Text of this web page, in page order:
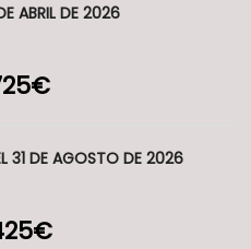
ABRIL DE 2026
31 DE AGOSTO DE 2026